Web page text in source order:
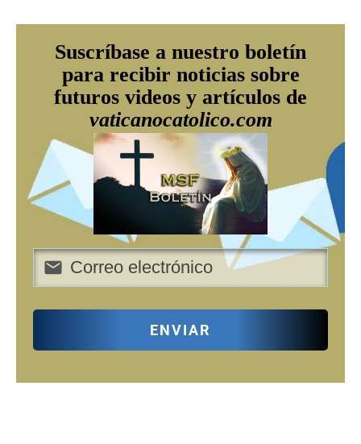
Suscríbase a nuestro boletín
para recibir noticias sobre
futuros videos y artículos de
vaticanocatolico.com
ENVIAR